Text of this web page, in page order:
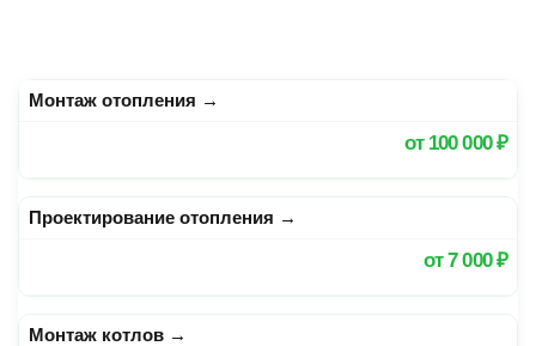
Монтаж отопления →
от100 000 ₽
Проектирование отопления →
от7 000 ₽
Монтаж котлов →